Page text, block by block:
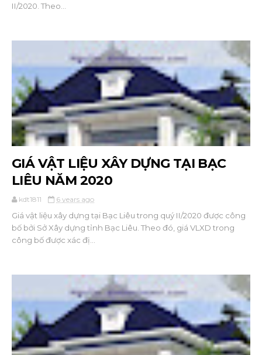
II/2020. Theo...
GIÁ VẬT LIỆU XÂY DỰNG TẠI BẠC
LIÊU NĂM 2020
kdt1811 6 years ago
Giá vật liệu xây dựng tại Bạc Liêu trong quý II/2020 được công
bố bởi Sở Xây dựng tỉnh Bạc Liêu. Theo đó, giá VLXD trong
công bố được xác đị...